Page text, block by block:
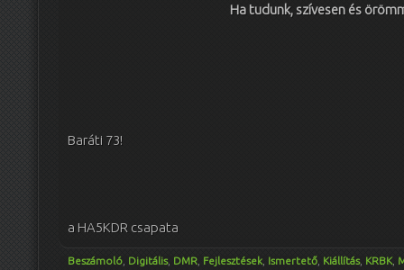
Ha tudunk, szívesen és
Baráti 73!
a HA5KDR csapata
Beszámoló Digitális, DMR Fejlesztések Ismertető Kiállítás, KRBK,